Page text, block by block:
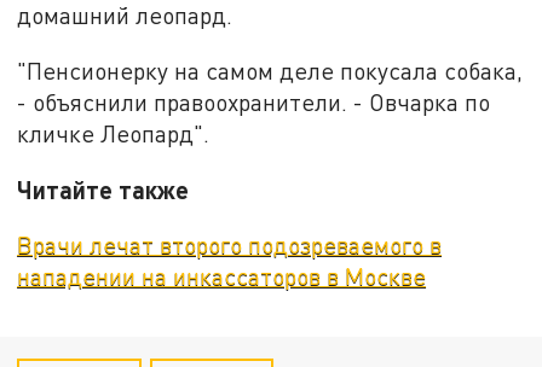
домашний леопард.
"Пенсионерку на самом деле покусала собака,
- объяснили правоохранители. - Овчарка по
кличке Леопард".
Читайте также
Врачи лечат второго подозреваемого в
нападении на инкассаторов в Москве